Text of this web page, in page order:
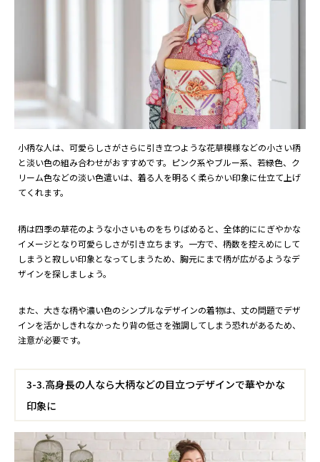
小柄な人は、可愛らしさがさらに引き立つような花草模様などの小さい柄
と淡い色の組み合わせがおすすめです。ピンク系やブルー系、若緑色、ク
リーム色などの淡い色遣いは、着る人を明るく柔らかい印象に仕立て上げ
てくれます。
柄は四季の草花のような小さいものをちりばめると、全体的ににぎやかな
イメージとなり可愛らしさが引き立ちます。一方で、柄数を控えめにして
しまうと寂しい印象となってしまうため、胸元にまで柄が広がるようなデ
ザインを探しましょう。
また、大きな柄や濃い色のシンプルなデザインの着物は、丈の問題でデザ
インを活かしきれなかったり背の低さを強調してしまう恐れがあるため、
注意が必要です。
3-3.高身長の人なら大柄などの目立つデザインで華やかな
印象に